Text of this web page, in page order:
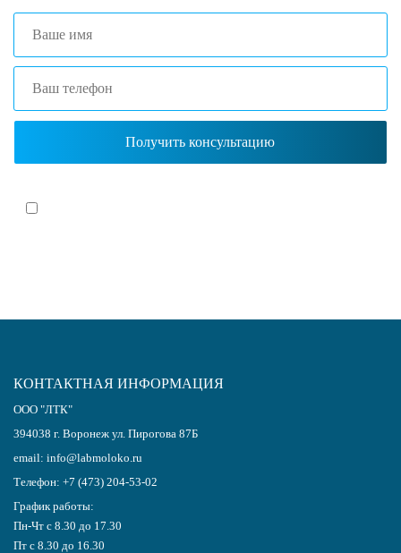
КОНТАКТНАЯ ИНФОРМАЦИЯ
ООО "ЛТК"
394038 г. Воронеж ул. Пирогова 87Б
email: info@labmoloko.ru
Телефон: +7 (473) 204-53-02
График работы:
Пн-Чт с 8.30 до 17.30
Пт с 8.30 до 16.30